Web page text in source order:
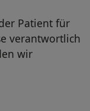
Patient für
verantwortlich
wir